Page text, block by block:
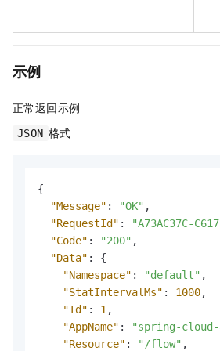
示例
正常返回示例
JSON 格式
{
"Message" : "OK" ,
"RequestId" :
"A73AC37C-
"Code" : "200" ,
"Data" :
{
"Namespace" : "default" ,
"StatIntervalMs" : 1000,
"Id" : 1 ,
"AppName" : "spring-cloud-
"Resource" : "/flow" ,